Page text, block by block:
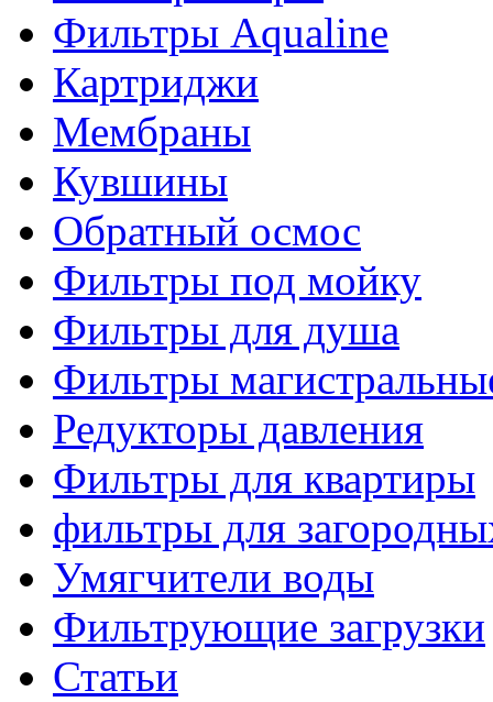
Фильтры Aqualine
Картриджи
Мембраны
Кувшины
Обратный осмос
Фильтры под мойку
Фильтры для душа
Фильтры
Редукторы давления
Фильтры для квартиры
фильтры для
Умягчители воды
Фильтрующие загрузки
Статьи